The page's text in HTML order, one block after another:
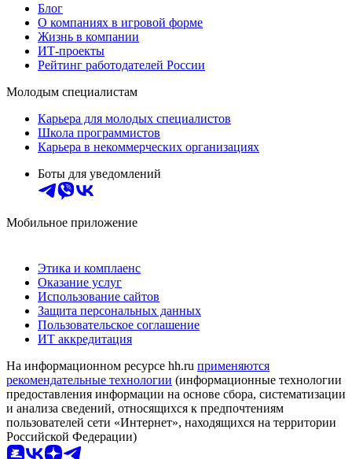
Блог
О компаниях в игровой форме
Жизнь в компании
ИТ-проекты
Рейтинг работодателей России
Молодым специалистам
Карьера для молодых специалистов
Школа программистов
Карьера в некоммерческих организациях
Боты для уведомлений
Мобильное приложение
Этика и комплаенс
Оказание услуг
Использование сайтов
Защита персональных данных
Пользовательское соглашение
ИТ аккредитация
На информационном ресурсе hh.ru применяются
рекомендательные технологии (информационные технологии
предоставления информации на основе сбора, систематизации
и анализа сведений, относящихся к предпочтениям
пользователей сети «Интернет», находящихся на территории
Российской Федерации)